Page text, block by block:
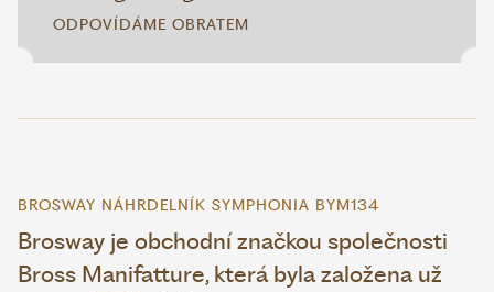
ODPOVÍDÁME OBRATEM
BROSWAY NÁHRDELNÍK SYMPHONIA BYM134
Brosway je obchodní značkou společnosti
Bross Manifatture, která byla založena už